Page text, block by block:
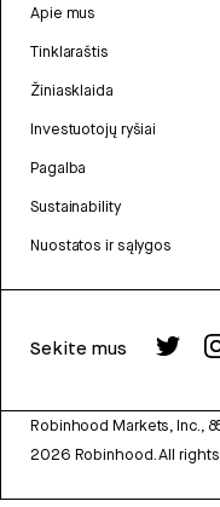
Apie mus
Tinklaraštis
Žiniasklaida
Investuotojų ryšiai
Pagalba
Sustainability
Nuostatos ir sąlygos
Sekite mus
Robinhood Markets, Inc.,
2026 Robinhood. All